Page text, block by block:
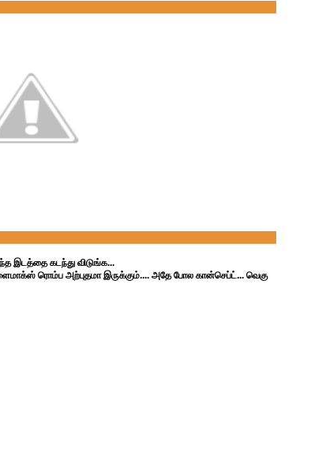
இடத்தை கடந்து விடுங்க...
ரொம்ப அற்புதமா இருக்கும்.... அதே போல கான்செப்ட்... வெகு